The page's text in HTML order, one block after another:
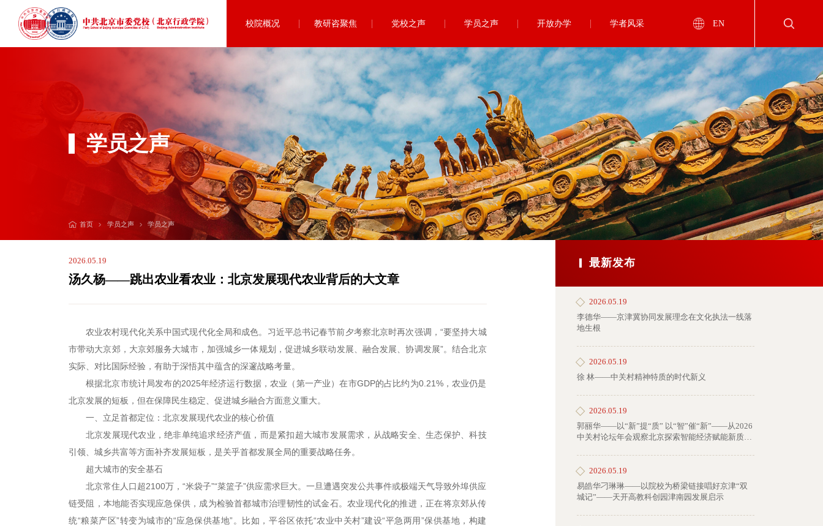
校院概况 教研咨聚焦 党校之声 学员之声 开放办学 学者风采 EN
学员之声
首页 学员之声 学员之声
2026.05.19
汤久杨——跳出农业看农业：北京发展现代农业背后的大文章
农业农村现代化关系中国式现代化全局和成色。习近平总书记春节前夕考察北京时再次强调，“要坚持大城
市带动大京郊，大京郊服务大城市，加强城乡一体规划，促进城乡联动发展、融合发展、协调发展”。结合北京
实际、对比国际经验，有助于深悟其中蕴含的深邃战略考量。
根据北京市统计局发布的2025年经济运行数据，农业（第一产业）在市GDP的占比约为0.21%，农业仍是
北京发展的短板，但在保障民生稳定、促进城乡融合方面意义重大。
一、立足首都定位：北京发展现代农业的核心价值
北京发展现代农业，绝非单纯追求经济产值，而是紧扣超大城市发展需求，从战略安全、生态保护、科技
引领、城乡共富等方面补齐发展短板，是关乎首都发展全局的重要战略任务。
超大城市的安全基石
北京常住人口超2100万，“米袋子”“菜篮子”供应需求巨大。一旦遭遇突发公共事件或极端天气导致外埠供应
链受阻，本地能否实现应急保供，成为检验首都城市治理韧性的试金石。农业现代化的推进，正在将京郊从传
统“粮菜产区”转变为城市的“应急保供基地”。比如，平谷区依托“农业中关村”建设“平急两用”保供基地，构建
最新发布
2026.05.19
李德华——京津冀协同发展理念在文化执法一线落
地生根
2026.05.19
徐 林——中关村精神特质的时代新义
2026.05.19
郭丽华——以“新”提“质” 以“智”催“新”——从2026
中关村论坛年会观察北京探索智能经济赋能新质生
2026.05.19
易皓华刁琳琳——以院校为桥梁链接唱好京津“双
城记”——天开高教科创园津南园发展启示